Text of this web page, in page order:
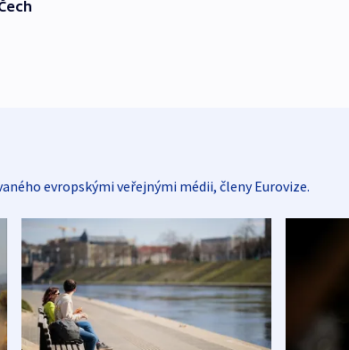
evropskými veřejnými médii, členy Eurovize.